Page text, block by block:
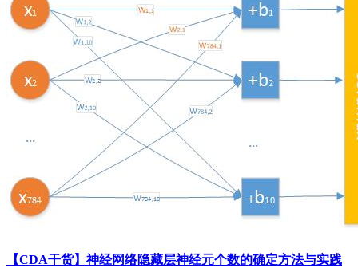
【CDA干货】神经网络隐藏层神经元个数的确定方法与实践